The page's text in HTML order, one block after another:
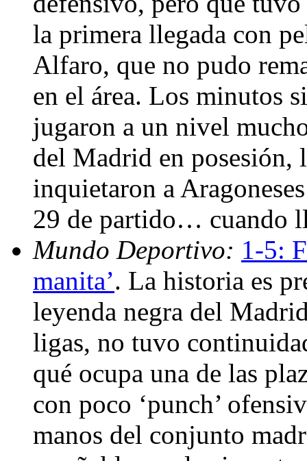
la primera llegada con
Alfaro, que no pudo
en el área. Los minutos
jugaron a un nivel
del Madrid en posesión,
inquietaron a
29 de partido… cuando
Mundo Deportivo: 1-5:
manita’. La historia es
leyenda negra del
ligas, no tuvo
qué ocupa una de las
con poco ‘punch’
manos del conjunto